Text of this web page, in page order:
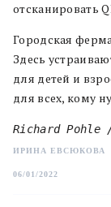
отсканировать
Городская
Здесь
для детей и
для всех, кому
Richard Pohle
ИРИНА ЕВСЮКОВА
06/01/2022